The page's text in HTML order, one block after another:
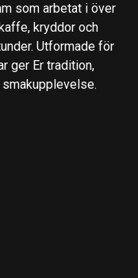
som arbetat i över
kryddor och
Utformade för
ger Er tradition,